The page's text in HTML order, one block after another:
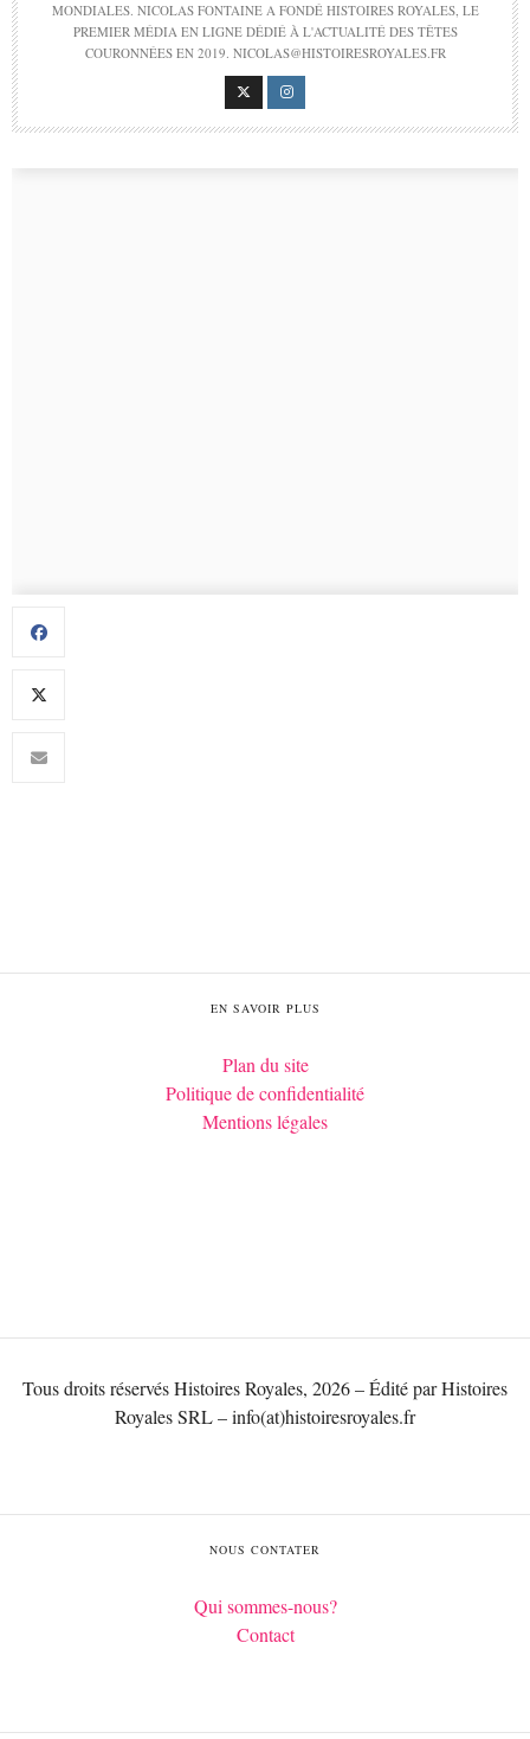
MONDIALES. NICOLAS FONTAINE A FONDÉ HISTOIRES ROYALES, LE
PREMIER MÉDIA EN LIGNE DÉDIÉ À L'ACTUALITÉ DES TÊTES
COURONNÉES EN 2019. NICOLAS@HISTOIRESROYALES.FR
EN SAVOIR PLUS
Plan du site
Politique de confidentialité
Mentions légales
Tous droits réservés Histoires Royales, 2026 – Édité par Histoires
Royales SRL – info(at)histoiresroyales.fr
NOUS CONTATER
Qui sommes-nous?
Contact